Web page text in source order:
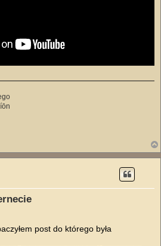
post do którego była